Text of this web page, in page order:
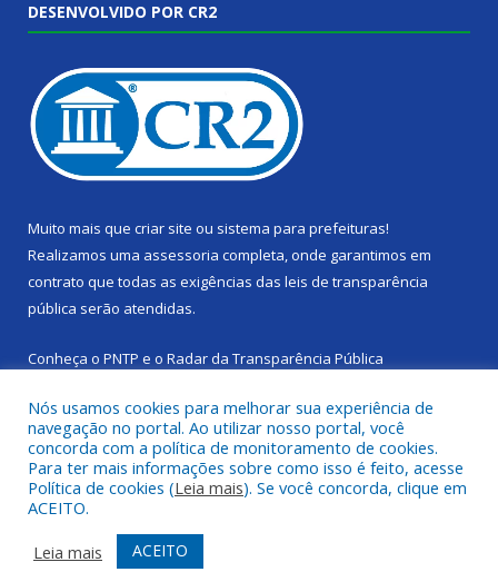
DESENVOLVIDO POR CR2
Muito mais que criar site ou sistema para prefeituras!
Realizamos uma assessoria completa, onde garantimos em
contrato que todas as exigências das leis de transparência
pública serão atendidas.
Conheça o PNTP e o Radar da Transparência Pública
Todos os direitos reservados a Câmara Municipal de Cachoeira
do Piriá.
Mapa do Site
Acessar Área Administrativa
Nós usamos cookies para melhorar sua experiência de
navegação no portal. Ao utilizar nosso portal, você
concorda com a política de monitoramento de cookies.
Para ter mais informações sobre como isso é feito, acesse
Política de cookies (Leia mais). Se você concorda, clique em
ACEITO.
Leia mais
ACEITO